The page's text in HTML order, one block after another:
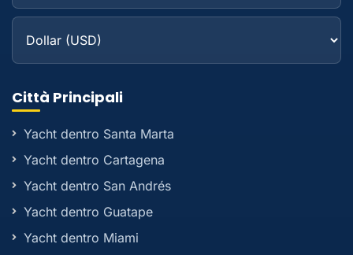
Città Principali
Yacht dentro Santa Marta
Yacht dentro Cartagena
Yacht dentro San Andrés
Yacht dentro Guatape
Yacht dentro Miami